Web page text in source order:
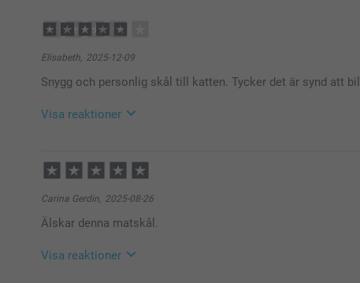
Elisabeth, 2025-12-09
Snygg och personlig skål till katten. Tycker det är synd att
Visa reaktioner
15:21
Hej
Tack för din feedback, den är mycket viktig för oss.
vi gärna ärendet för att se om något har blivit fel i
https://www.smartphoto.se/faq
Carina Gerdin, 2025-08-26
Älskar denna matskål.
Visa reaktioner